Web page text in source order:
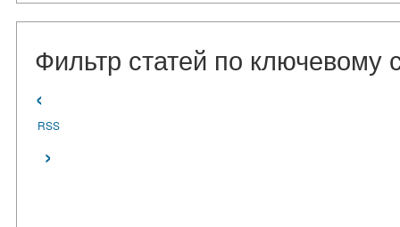
Фильтр статей по ключевому
‹
RSS
›